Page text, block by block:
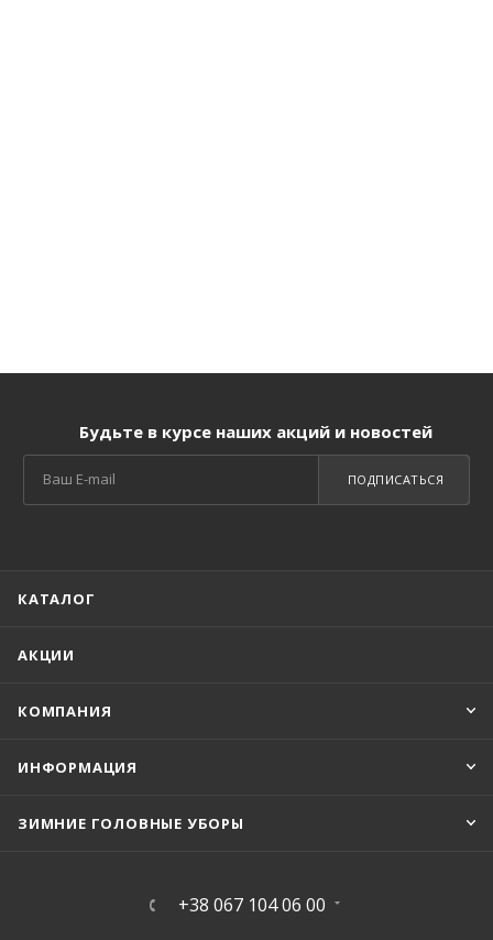
Будьте в курсе наших акций и новостей
ПОДПИСАТЬСЯ
КАТАЛОГ
АКЦИИ
КОМПАНИЯ
ИНФОРМАЦИЯ
ЗИМНИЕ ГОЛОВНЫЕ УБОРЫ
+38 067 104 06 00